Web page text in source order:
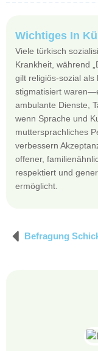
Wichtiges In
Viele türkisch
Krankheit, während
gilt religiös-sozial als
stigmatisiert
ambulante Dienste,
wenn Sprache und
muttersprachliches
verbessern
offener,
respektiert und
ermöglicht.